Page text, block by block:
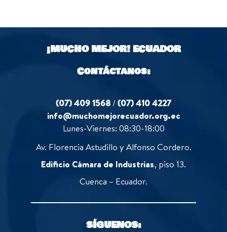
¡MUCHO MEJOR!ECUADOR
Contáctanos:
(07) 409 1568 /(07) 410 4227
info@muchomejorecuador.org.ec
Lunes-Viernes: 08:30-18:00
Av. Florencia Astudillo y Alfonso Cordero.
Edificio Cámara de Industrias, piso 13.
Cuenca – Ecuador.
SÍGUENOS: